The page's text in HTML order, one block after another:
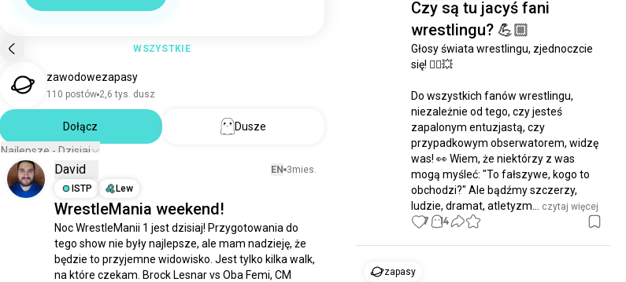
WSZYSTKIE
zawodowezapasy
110 postów 2,6 tys. dusz
Dołącz
Dusze
Najlepsze - Dzisiaj
David EN 3mies.
ISTP
Lew
WrestleMania weekend!
Noc WrestleManii 1 jest dzisiaj! Przygotowania do
tego show nie były najlepsze, ale mam nadzieję, że
będzie to przyjemne widowisko. Jest tylko kilka walk,
na które czekam. Brock Lesnar vs Oba Femi, CM
Czy są tu jacyś fani
wrestlingu? 💪🏼
Głosy świata wrestlingu, zjednoczcie
się! 🤼‍♂️💥
Do wszystkich fanów wrestlingu,
niezależnie od tego, czy jesteś
zapalonym entuzjastą, czy
przypadkowym obserwatorem, widzę
was! 👀 Wiem, że niektórzy z was
mogą myśleć: "To fałszywe, kogo to
obchodzi?" Ale bądźmy szczerzy,
ludzie, dramat, atletyzm...
czytaj więcej
7 14
zapasy